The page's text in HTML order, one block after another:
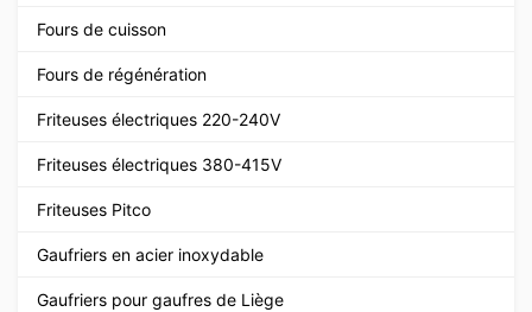
Fours de cuisson
Fours de régénération
Friteuses électriques 220-240V
Friteuses électriques 380-415V
Friteuses Pitco
Gaufriers en acier inoxydable
Gaufriers pour gaufres de Liège